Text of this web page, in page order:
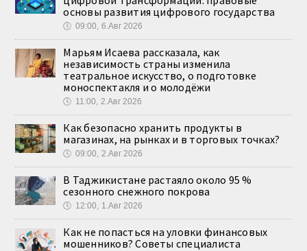
основы развития цифрового государства
🕔 09:00, 6.Авг 2026
Марьям Исаева рассказала, как
независимость страны изменила
театральное искусство, о подготовке
моноспектакля и о молодёжи
🕔 11:00, 2.Авг 2026
Как безопасно хранить продукты в
магазинах, на рынках и в торговых точках?
🕔 09:00, 2.Авг 2026
В Таджикистане растаяло около 95 %
сезонного снежного покрова
🕔 12:00, 1.Авг 2026
Как не попасться на уловки финансовых
мошенников? Советы специалиста